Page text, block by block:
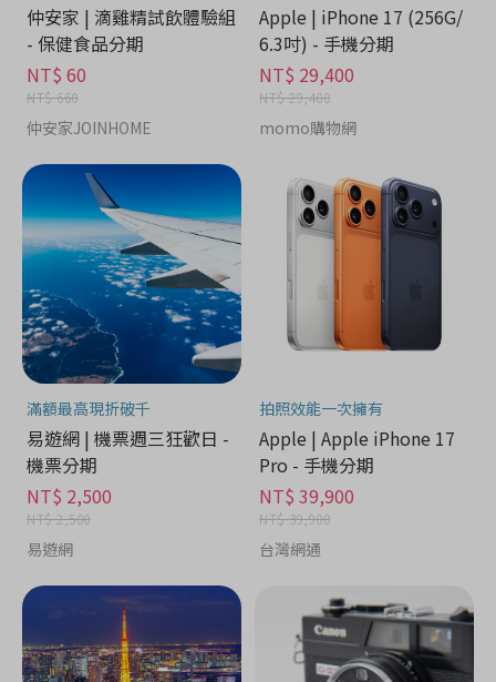
仲安家 | 滴雞精試飲體驗組
- 保健食品分期
NT$ 60
NT$ 660
仲安家JOINHOME
Apple | iPhone 17 (256G/
6.3吋) - 手機分期
NT$ 29,400
NT$ 29,400
momo購物網
滿額最高現折破千
易遊網 | 機票週三狂歡日 -
機票分期
NT$ 2,500
NT$ 2,500
易遊網
拍照效能一次擁有
Apple | Apple iPhone 17
Pro - 手機分期
NT$ 39,900
NT$ 39,900
台灣網通